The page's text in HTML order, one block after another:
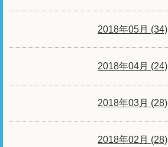
2018年05月 (34)
2018年04月 (24)
2018年03月 (28)
2018年02月 (28)